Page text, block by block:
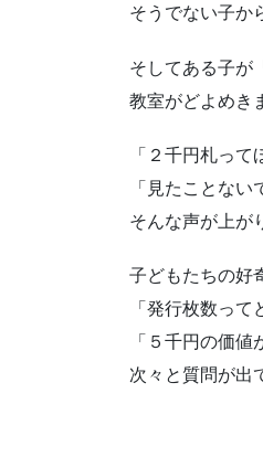
そうでない子か
そしてある子が
教室がどよめき
「２千円札って
「見たことない
そんな声が上が
子どもたちの好
「発行枚数って
「５千円の価値
次々と質問が出